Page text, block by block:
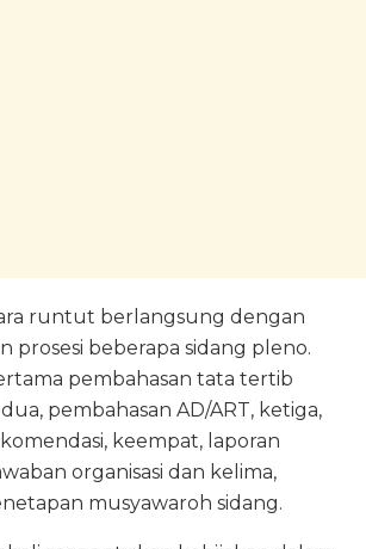
runtut berlangsung dengan
prosesi beberapa sidang pleno.
pembahasan tata tertib
pembahasan AD/ART, ketiga,
keempat, laporan
organisasi dan kelima,
musyawaroh sidang.